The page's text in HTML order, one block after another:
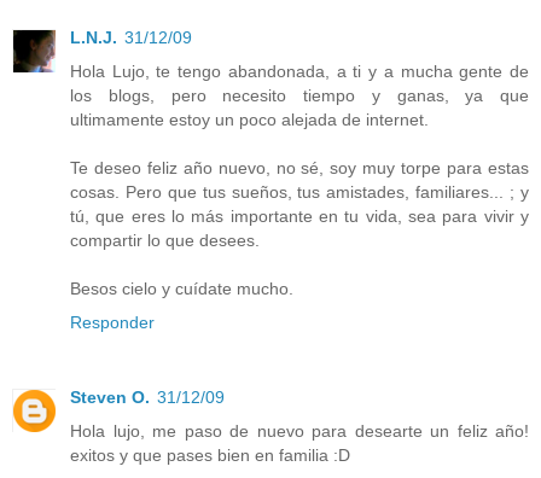
L.N.J. 31/12/09
Hola Lujo, te tengo abandonada, a ti y a mucha gente de
los blogs, pero necesito tiempo y ganas, ya que
ultimamente estoy un poco alejada de internet.
Te deseo feliz año nuevo, no sé, soy muy torpe para estas
cosas. Pero que tus sueños, tus amistades, familiares... ; y
tú, que eres lo más importante en tu vida, sea para vivir y
compartir lo que desees.
Besos cielo y cuídate mucho.
Responder
Steven O. 31/12/09
Hola lujo, me paso de nuevo para desearte un feliz año!
exitos y que pases bien en familia :D